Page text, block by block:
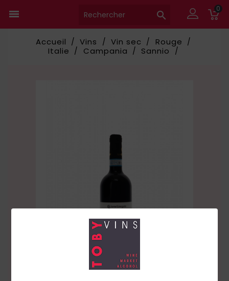
 
0
Accueil Vins Vin sec
Rouge
Italie
Campania Sannio